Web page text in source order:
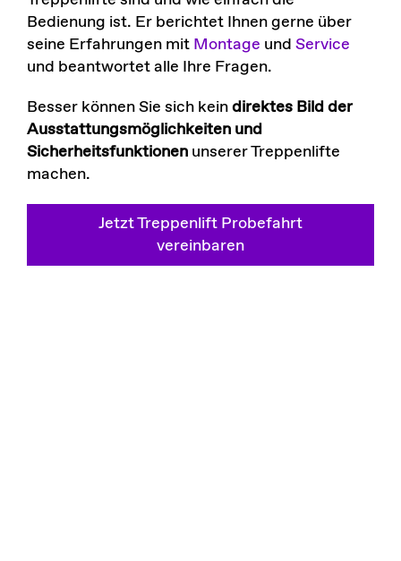
Bedienung ist. Er berichtet Ihnen gerne über
seine Erfahrungen mit Montage und Service
und beantwortet alle Ihre Fragen.
Besser können Sie sich keindirektes Bild der
Ausstattungsmöglichkeiten und
Sicherheitsfunktionenunserer Treppenlifte
machen.
Jetzt Treppenlift Probefahrt
vereinbaren